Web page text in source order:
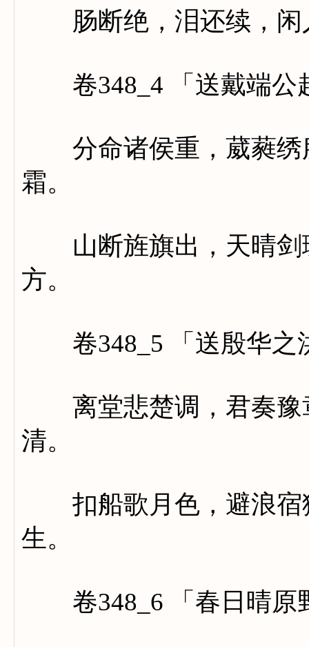
肠断绝，泪还续，闲
卷348_4 「送戴端公
分命诸侯重，葳蕤绣
霜。
山断旌旗出，天晴剑
方。
卷348_5 「送殷华之
离堂悲楚调，君奏豫
清。
扣船歌月色，避浪宿
生。
卷348_6 「春日晴原